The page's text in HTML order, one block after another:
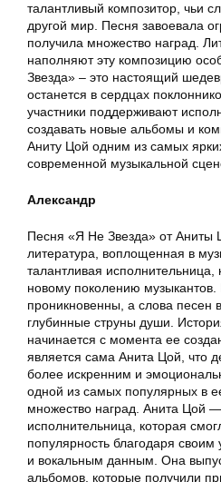
талантливый композитор, чьи
другой мир. Песня завоевала
получила множество наград.
наполняют эту композицию
Звезда» – это настоящий
останется в сердцах
участники поддерживают
создавать новые альбомы и
Аниту Цой одним из самых
современной музыкальной
Александр
Песня «Я Не Звезда» от Аниты
литература, воплощенная в
талантливая исполнительница,
новому поколению музыкантов.
проникновенны, а слова песен
глубинные струны души.
начинается с момента ее
является сама Анита Цой, что
более искренним и
одной из самых популярных в
множество наград. Анита Цой
исполнительница, которая
популярность благодаря
и вокальным данным. Она
альбомов, которые получили